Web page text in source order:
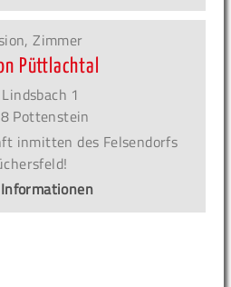
Zimmer
Püttlachtal
1
Pottenstein
inmitten des Felsendorfs